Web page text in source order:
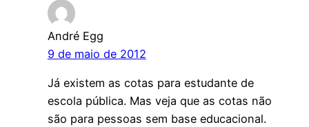
André Egg
9 de maio de 2012
Já existem as cotas para estudante de
escola pública. Mas veja que as cotas não
são para pessoas sem base educacional.